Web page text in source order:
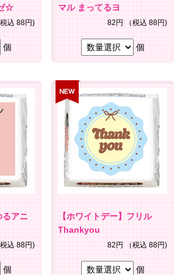
☆
税込 88円)
個
マル まってるヨ
82円 （税込 88円)
個
るアニ
税込 88円)
個
【ホワイトデー】フリル
Thankyou
82円 （税込 88円)
個